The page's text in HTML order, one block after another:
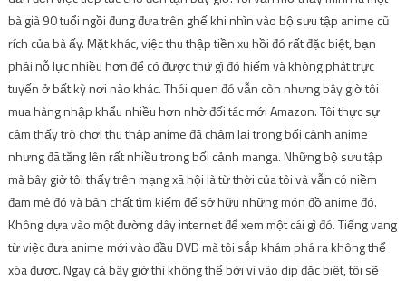
bà già 90 tuổi ngồi đung đưa trên ghế khi nhìn vào bộ sưu tập anime cũ
rích của bà ấy. Mặt khác, việc thu thập tiền xu hồi đó rất đặc biệt, bạn
phải nỗ lực nhiều hơn để có được thứ gì đó hiếm và không phát trực
tuyến ở bất kỳ nơi nào khác. Thói quen đó vẫn còn nhưng bây giờ tôi
mua hàng nhập khẩu nhiều hơn nhờ đối tác mới Amazon. Tôi thực sự
cảm thấy trò chơi thu thập anime đã chậm lại trong bối cảnh anime
nhưng đã tăng lên rất nhiều trong bối cảnh manga. Những bộ sưu tập
mà bây giờ tôi thấy trên mạng xã hội là từ thời của tôi và vẫn có niềm
đam mê đó và bản chất tìm kiếm để sở hữu những món đồ anime đó.
Không dựa vào một đường dây internet để xem một cái gì đó. Tiếng vang
từ việc đưa anime mới vào đầu DVD mà tôi sắp khám phá ra không thể
xóa được. Ngay cả bây giờ thì không thể bởi vì vào dịp đặc biệt, tôi sẽ